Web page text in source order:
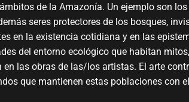
de la Amazonía. Un ejemplo son
seres protectores de los bosques,
en la existencia cotidiana y en las
del entorno ecológico que habitan
en las obras de las/los artistas. El arte
que mantienen estas poblaciones con